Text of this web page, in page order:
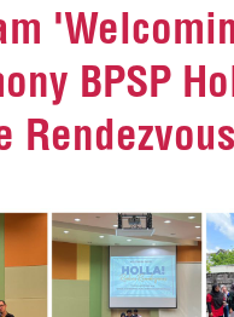
BPSP